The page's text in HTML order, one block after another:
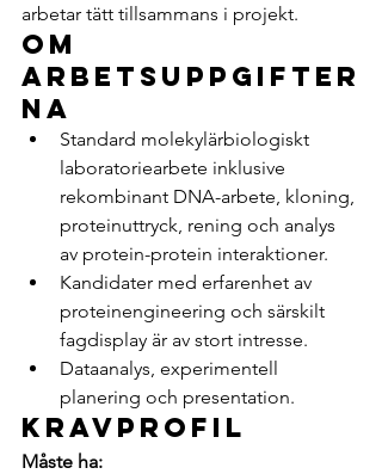
arbetar tätt tillsammans i projekt.
Om
arbetsuppgifter
na
Standard molekylärbiologiskt
laboratoriearbete inklusive
rekombinant DNA-arbete, kloning,
proteinuttryck, rening och analys
av protein-protein interaktioner.
Kandidater med erfarenhet av
proteinengineering och särskilt
fagdisplay är av stort intresse.
Dataanalys, experimentell
planering och presentation.
Kravprofil
Måste ha: